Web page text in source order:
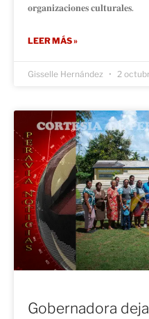
𝐨𝐫𝐠𝐚𝐧𝐢𝐳𝐚𝐜𝐢𝐨𝐧𝐞𝐬 𝐜𝐮𝐥𝐭𝐮𝐫𝐚𝐥𝐞𝐬.
LEER MÁS »
Gisselle Hernández 2
Gobernadora